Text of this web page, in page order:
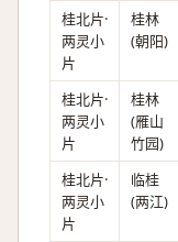
桂北片·
两灵小
片
桂林
(朝阳)
桂北片·
两灵小
片
桂林
(雁山
竹园)
桂北片·
两灵小
片
临桂
(两江)